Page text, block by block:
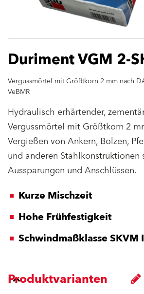
Duriment VGM 2-
Vergussmörtel mit Größtkorn 2 mm nach
VeBMR
Hydraulisch erhärtender,
Vergussmörtel mit Größtkorn 2
Vergießen von Ankern, Bolzen,
und anderen Stahlkonstruktionen
Aussparungen und Anschlüssen.
Kurze Mischzeit
Hohe Frühfestigkeit
Schwindmaßklasse SKVM
Produktvarianten